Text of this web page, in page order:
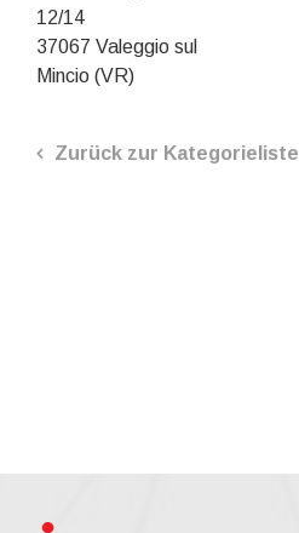
12/14
37067 Valeggio sul
Mincio (VR)
Zurück zur Kategorieliste